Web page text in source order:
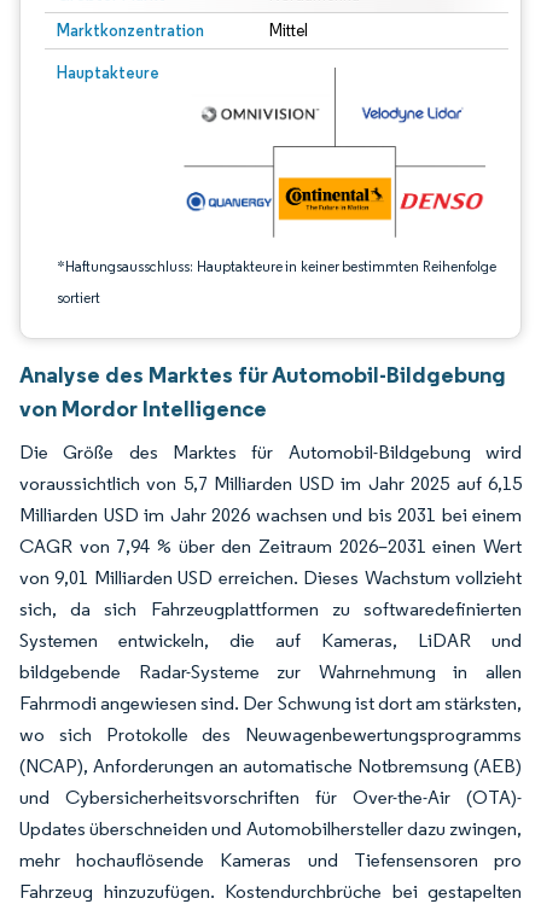
Marktkonzentration Mittel
Hauptakteure
*Haftungsausschluss: Hauptakteure in keiner bestimmten Reihenfolge
sortiert
Bild © Mordor Intelligence. Wiederverwendung erfordert Namensnennung
Analyse des Marktes für Automobil-Bildgebung
von Mordor Intelligence
Die Größe des Marktes für Automobil-Bildgebung wird
voraussichtlich von 5,7 Milliarden USD im Jahr 2025 auf 6,15
Milliarden USD im Jahr 2026 wachsen und bis 2031 bei einem
CAGR von 7,94 % über den Zeitraum 2026–2031 einen Wert
von 9,01 Milliarden USD erreichen. Dieses Wachstum vollzieht
sich, da sich Fahrzeugplattformen zu softwaredefinierten
Systemen entwickeln, die auf Kameras, LiDAR und
bildgebende Radar-Systeme zur Wahrnehmung in allen
Fahrmodi angewiesen sind. Der Schwung ist dort am stärksten,
wo sich Protokolle des Neuwagenbewertungsprogramms
(NCAP), Anforderungen an automatische Notbremsung (AEB)
und Cybersicherheitsvorschriften für Over-the-Air (OTA)-
Updates überschneiden und Automobilhersteller dazu zwingen,
mehr hochauflösende Kameras und Tiefensensoren pro
Fahrzeug hinzuzufügen. Kostendurchbrüche bei gestapelten